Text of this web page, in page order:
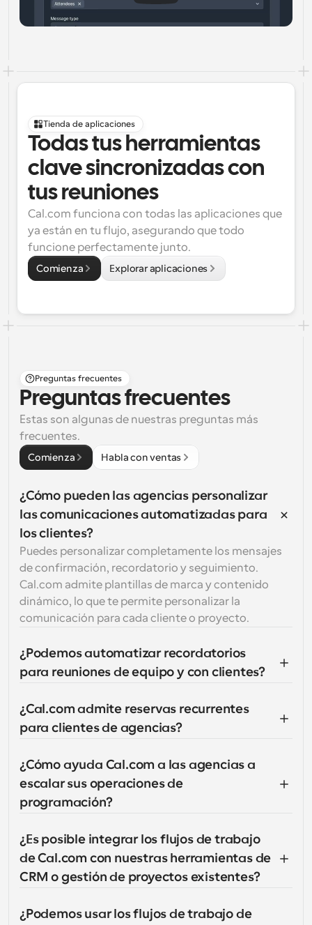
Tienda de aplicaciones
Todas tus herramientas
clave sincronizadas con
tus reuniones
Cal.com funciona con todas las aplicaciones que
ya están en tu flujo, asegurando que todo
funcione perfectamente junto.
Comienza Explorar aplicaciones
Preguntas frecuentes
Preguntas frecuentes
Estas son algunas de nuestras preguntas más
frecuentes.
Comienza Habla con ventas
¿Cómo pueden las agencias personalizar
las comunicaciones automatizadas para
los clientes?
Puedes personalizar completamente los mensajes
de confirmación, recordatorio y seguimiento.
Cal.com admite plantillas de marca y contenido
dinámico, lo que te permite personalizar la
comunicación para cada cliente o proyecto.
¿Podemos automatizar recordatorios
para reuniones de equipo y con clientes?
¿Cal.com admite reservas recurrentes
para clientes de agencias?
¿Cómo ayuda Cal.com a las agencias a
escalar sus operaciones de
programación?
¿Es posible integrar los flujos de trabajo
de Cal.com con nuestras herramientas de
CRM o gestión de proyectos existentes?
¿Podemos usar los flujos de trabajo de